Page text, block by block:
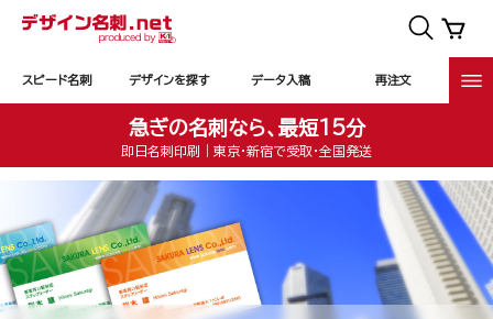
スピード名刺 デザインを探す データ入稿 再注文
急ぎの名刺なら、最短15分
即日名刺印刷｜東京・新宿で受取・全国発送